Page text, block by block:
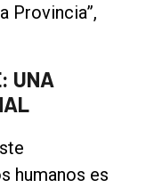
Provincia”,
UNA
humanos es